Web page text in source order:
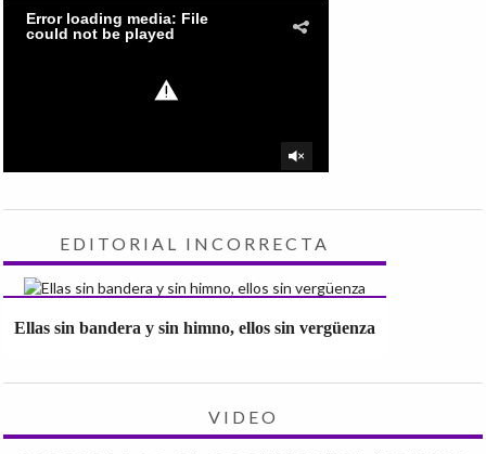
EDITORIAL INCORRECTA
Ellas sin bandera y sin himno, ellos sin vergüenza
VIDEO